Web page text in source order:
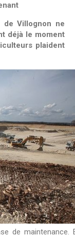
de Villognon ne
déjà le moment
plaident
de maintenance.